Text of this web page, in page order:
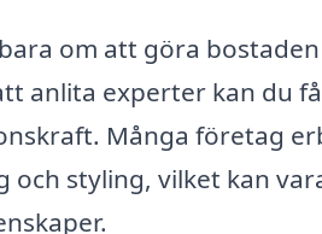
om att göra
anlita experter kan du
Många företag
styling, vilket kan